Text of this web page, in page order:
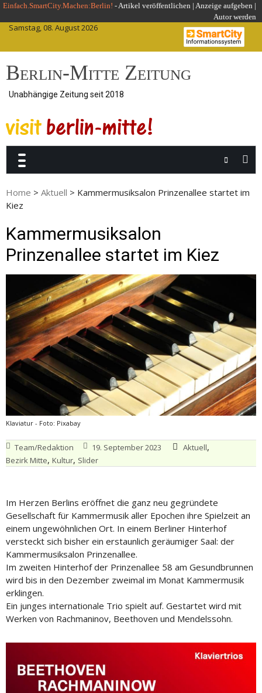
Skip
content
Einfach.SmartCity.Machen:Berlin! -Artikel veröffentlichen | Anzeige aufgeben |
Autor werden
Samstag, 08. August 2026
Berlin-Mitte Zeitung
Unabhängige Zeitung seit 2018
Home > Aktuell > Kammermusiksalon Prinzenallee startet im
Kiez
Kammermusiksalon
Prinzenallee startet im Kiez
Klaviatur - Foto: Pixabay
Team/Redaktion 19. September 2023 Aktuell,
Bezirk Mitte, Kultur, Slider
Im Herzen Berlins eröffnet die ganz neu gegründete
Gesellschaft für Kammermusik aller Epochen ihre Spielzeit an
einem ungewöhnlichen Ort. In einem Berliner Hinterhof
versteckt sich bisher ein erstaunlich geräumiger Saal: der
Kammermusiksalon Prinzenallee.
Im zweiten Hinterhof der Prinzenallee 58 am Gesundbrunnen
wird bis in den Dezember zweimal im Monat Kammermusik
erklingen.
Ein junges internationale Trio spielt auf. Gestartet wird mit
Werken von Rachmaninov, Beethoven und Mendelssohn.